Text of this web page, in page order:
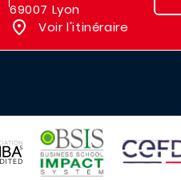
69007 Lyon
Voir l'itinéraire
IMAGE
IMAGE